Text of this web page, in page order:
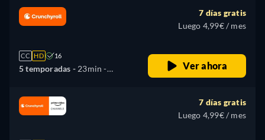
CC HD 16
5 temporadas - 23min -
7 días gratis
Luego 4,99€ / mes
Ver ahora
7 días gratis
Luego 4,99€ / mes